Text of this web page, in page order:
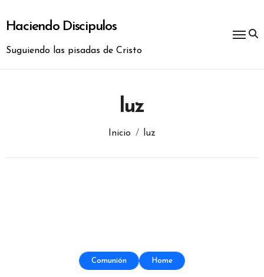
contenido
Haciendo Discipulos
Suguiendo las pisadas de Cristo
luz
Inicio luz
Comunión Home